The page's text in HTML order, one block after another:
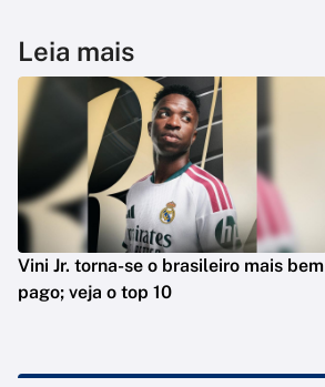
Leia mais
Vini Jr. torna-se o brasileiro mais bem
pago; veja o top 10